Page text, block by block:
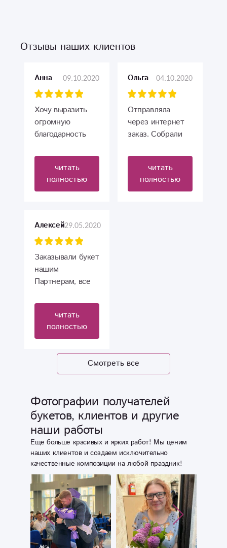
Отзывы наших клиентов
Анна 09.10.2020
Хочу выразить
огромную
благодарность
красивые букеты
и своевременное
выполнение
заказа.Уже не
делаю у вас,и
нравится.Живу в
другом городе,
теперь знаю на
кого можно
Желаю успехов и
процветания
вам!)
читать
полностью
Ольга 04.10.2020
Отправляла
через интернет
заказ. Собрали
доставка
вовремя.
Проживаю в
Санкт-
читать
полностью
Алексей29.05.2020
Заказывали букет
нашим
Партнерам, все
Спасибо за
действительно
качественный
сервис! Доставка
моментальная!
читать
полностью
Смотреть все
Фотографии получателей
букетов, клиентов и другие
наши работы
Еще больше красивых и ярких работ! Мы ценим
наших клиентов и создаем исключительно
качественные композиции на любой праздник!